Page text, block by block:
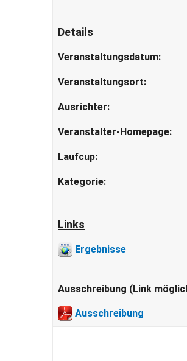
Details
Veranstaltungsdatum:
Veranstaltungsort:
Ausrichter:
Veranstalter-Homepage:
Laufcup:
Kategorie:
Links
Ergebnisse
Ausschreibung (Link
Ausschreibung